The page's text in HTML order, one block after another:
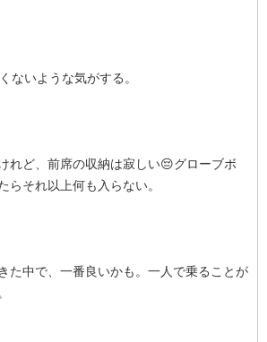
ないような気がする。
れど、前席の収納は寂しい😔グローブボ
らそれ以上何も入らない。
た中で、一番良いかも。一人で乗ることが